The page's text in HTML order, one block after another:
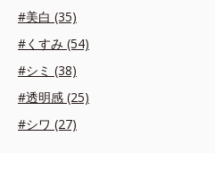
#美白 (35)
#くすみ (54)
#シミ (38)
#透明感 (25)
#シワ (27)